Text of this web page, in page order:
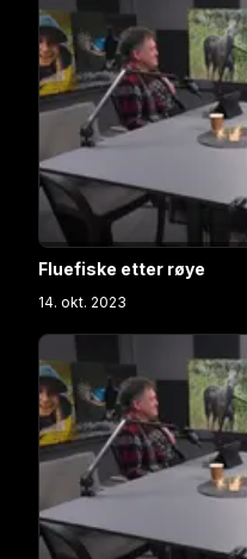
Fluefiske etter røye
14. okt. 2023